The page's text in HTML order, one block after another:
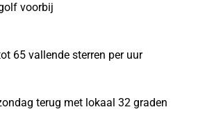
voorbij
65 vallende sterren per uur
terug met lokaal 32 graden